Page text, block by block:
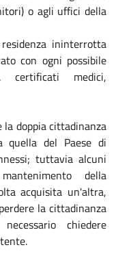
o agli uffici della
ininterrotta
con ogni possibile
certificati medici,
la doppia cittadinanza
quella del Paese di
tuttavia alcuni
della
acquisita un'altra,
la cittadinanza
chiedere